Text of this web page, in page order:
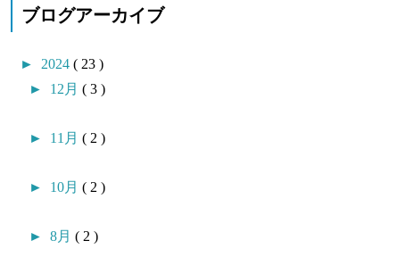
ブログアーカイブ
► 2024 ( 23 )
► 12月 ( 3 )
► 11月 ( 2 )
► 10月 ( 2 )
► 8月 ( 2 )